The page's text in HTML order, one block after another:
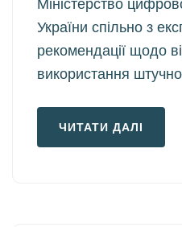
України спільно з
рекомендації щодо
використання
ЧИТАТИ ДАЛІ